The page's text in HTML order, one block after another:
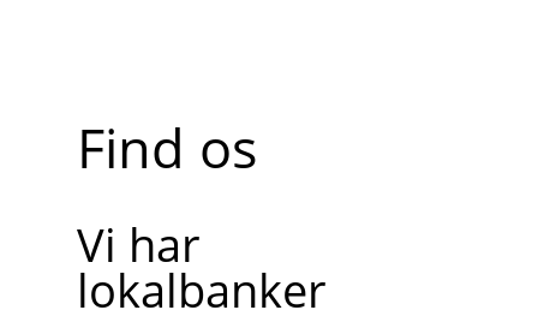
Find os
Vi har
lokalbanker